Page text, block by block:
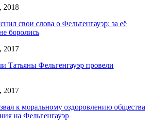
2018
свои слова о Фельгенгауэр: за её
боролись
2017
Татьяны Фельгенгауэр провели
2017
к моральному оздоровлению общества
на Фельгенгауэр